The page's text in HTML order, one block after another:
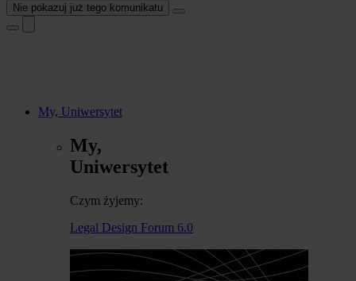
Nie pokazuj już tego komunikatu
My, Uniwersytet
My,
Uniwersytet
Czym żyjemy:
Legal Design Forum 6.0